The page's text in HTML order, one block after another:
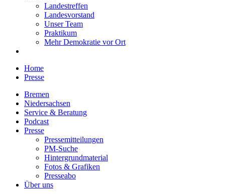
Landestreffen
Landesvorstand
Unser Team
Praktikum
Mehr Demokratie vor Ort
Home
Presse
Bremen
Niedersachsen
Service & Beratung
Podcast
Presse
Pressemitteilungen
PM-Suche
Hintergrundmaterial
Fotos & Grafiken
Presseabo
Über uns